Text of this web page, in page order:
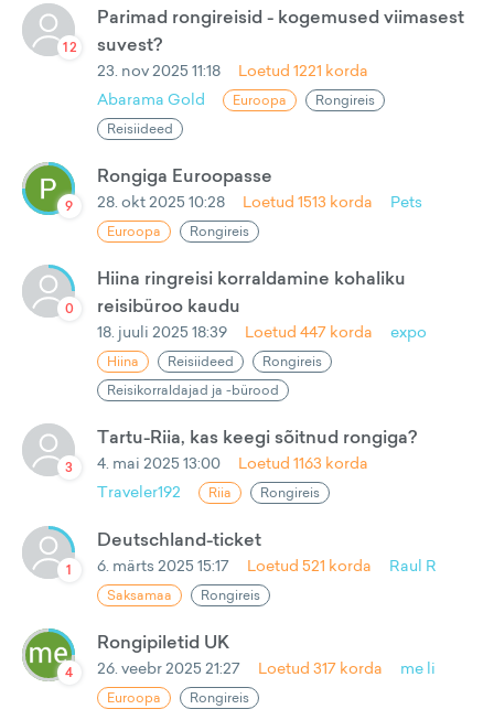
12
Parimad rongireisid - kogemused viimasest
suvest?
23. nov 2025 11:18 Loetud 1221 korda
Abarama Gold
Euroopa
Rongireis
Reisiideed
9
Rongiga Euroopasse
28. okt 2025 10:28 Loetud 1513 korda Pets
Euroopa Rongireis
0
Hiina ringreisi korraldamine kohaliku
reisibüroo kaudu
18. juuli 2025 18:39 Loetud 447 korda expo
Hiina Reisiideed
Rongireis
Reisikorraldajad ja -bürood
3
Tartu-Riia, kas keegi sõitnud rongiga?
4. mai 2025 13:00 Loetud 1163 korda
Traveler192
Riia Rongireis
1
Deutschland-ticket
6. märts 2025 15:17 Loetud 521 korda Raul R
Saksamaa Rongireis
4
Rongipiletid UK
26. veebr 2025 21:27 Loetud 317 korda me li
Euroopa Rongireis